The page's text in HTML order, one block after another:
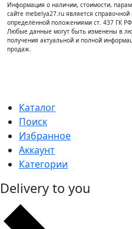
Информация о наличии, стоимости,
сайте mebelya27.ru является
определённой положениями ст. 437 ГК
Любые данные могут быть изменены в
получения актуальной и полной
продаж.
Каталог
Поиск
Избранное
Аккаунт
Категории
Delivery to you